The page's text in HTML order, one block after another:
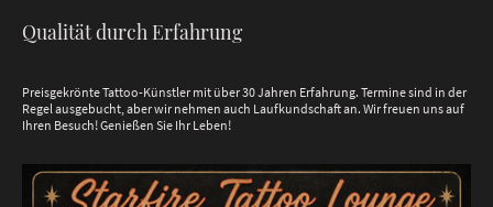
Qualität durch Erfahrung
Preisgekrönte Tattoo-Künstler mit über 30 Jahren Erfahrung. Termine sind in der
Regel ausgebucht, aber wir nehmen auch Laufkundschaft an. Wir freuen uns auf
Ihren Besuch! Genießen Sie Ihr Leben!